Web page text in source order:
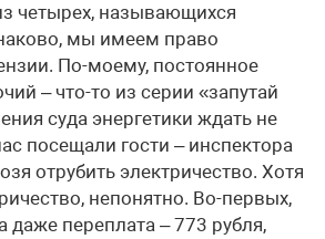
четырех, называющихся
мы имеем право
По-моему, постоянное
– что-то из серии «запутай
суда энергетики ждать не
посещали гости – инспектора
отрубить электричество. Хотя
непонятно. Во-первых,
даже переплата – 773 рубля,